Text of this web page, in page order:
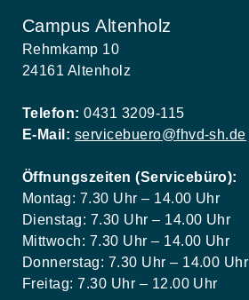
Campus Altenholz
Rehmkamp 10
24161 Altenholz
Telefon: 0431 3209-115
E-Mail: servicebuero@fhvd-sh.de
Öffnungszeiten (Servicebüro):
Montag: 7.30 Uhr – 14.00 Uhr
Dienstag: 7.30 Uhr – 14.00 Uhr
Mittwoch: 7.30 Uhr – 14.00 Uhr
Donnerstag: 7.30 Uhr – 14.00 Uhr
Freitag: 7.30 Uhr – 12.00 Uhr